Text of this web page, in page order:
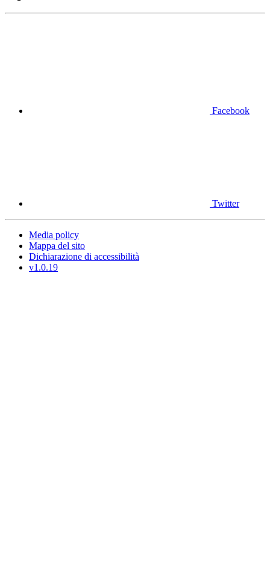
Facebook
Twitter
Media policy
Mappa del sito
Dichiarazione di accessibilità
v1.0.19